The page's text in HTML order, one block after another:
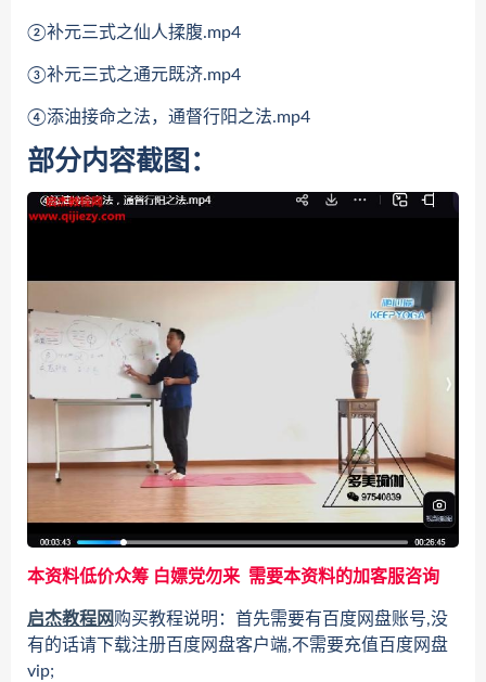
②补元三式之仙人揉腹.mp4
③补元三式之通元既济.mp4
④添油接命之法，通督行阳之法.mp4
部分内容截图：
本资料低价众筹 白嫖党勿来 需要本资料的加客服咨询
启杰教程网购买教程说明：首先需要有百度网盘账号,没
有的话请下载注册百度网盘客户端,不需要充值百度网盘
vip;